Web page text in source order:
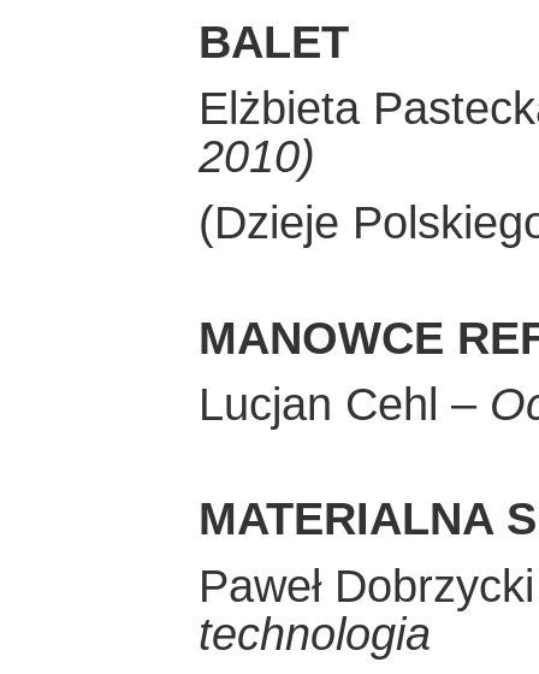
BALET
Elżbieta
2010)
(Dzieje
MANOWCE
Lucjan Cehl –
MATERIALNA
Paweł
technologia